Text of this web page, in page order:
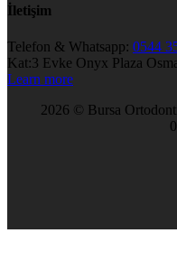
İletişim
Telefon & Whatsapp: 0544
Kat:3 Evke Onyx Plaza
Learn more
2026 © Bursa